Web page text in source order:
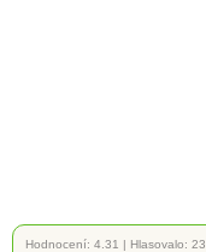
Hodnocení: 4.31 | Hlasovalo: 23